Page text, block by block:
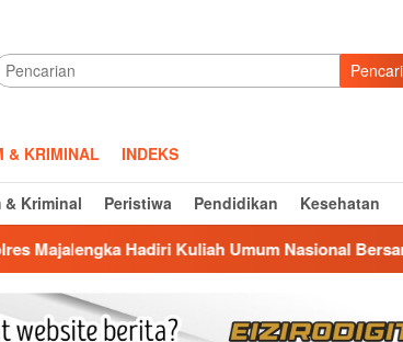
& KRIMINAL INDEKS
& Kriminal Peristiwa Pendidikan Kesehatan
Kuliah Umum Nasional Bersama Kepala BNN RI